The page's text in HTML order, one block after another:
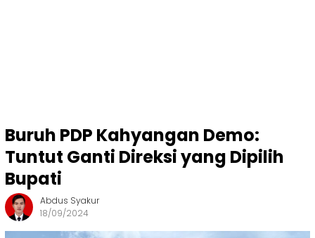
Buruh PDP Kahyangan Demo:
Tuntut Ganti Direksi yang Dipilih
Bupati
Abdus Syakur
18/09/2024